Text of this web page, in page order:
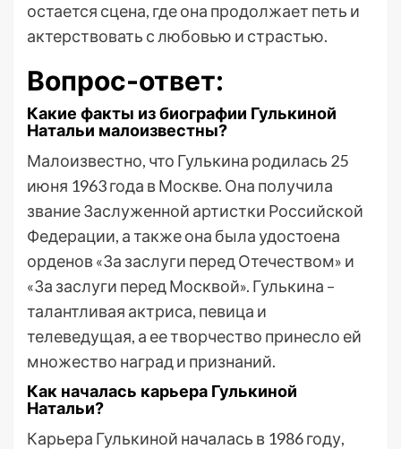
остается сцена, где она продолжает петь и
актерствовать с любовью и страстью.
Вопрос-ответ:
Какие факты из биографии Гулькиной
Натальи малоизвестны?
Малоизвестно, что Гулькина родилась 25
июня 1963 года в Москве. Она получила
звание Заслуженной артистки Российской
Федерации, а также она была удостоена
орденов «За заслуги перед Отечеством» и
«За заслуги перед Москвой». Гулькина –
талантливая актриса, певица и
телеведущая, а ее творчество принесло ей
множество наград и признаний.
Как началась карьера Гулькиной
Натальи?
Карьера Гулькиной началась в 1986 году,